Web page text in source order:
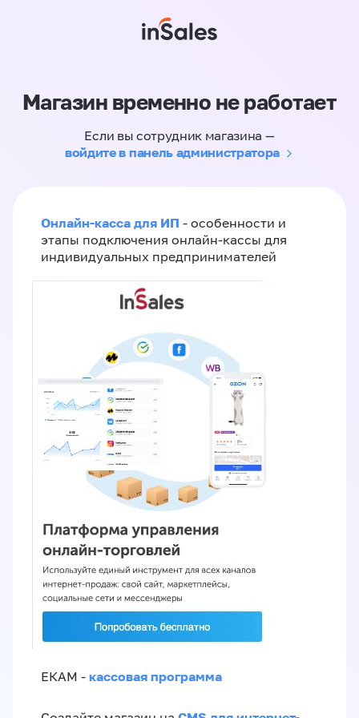
Магазин временно не работает
Если вы сотрудник магазина —
войдите в панель администратора
Онлайн-касса для ИП - особенности и
этапы подключения онлайн-кассы для
индивидуальных предпринимателей
ЕКАМ - кассовая программа